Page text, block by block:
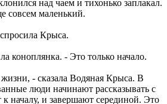
над чаем и тихонько заплакал.
совсем маленький.
Крыса.
коноплянка. - Это только начало.
- сказала Водяная Крыса. В
люди начинают рассказывать с
к началу, и завершают серединой. Это